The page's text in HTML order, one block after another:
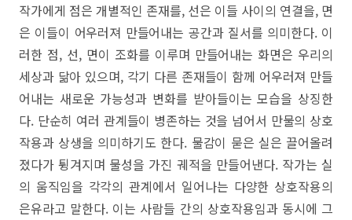
작가에게 점은 개별적인 존재를, 선은 이들 사이의 연결을, 면
은 이들이 어우러져 만들어내는 공간과 질서를 의미한다. 이
러한 점, 선, 면이 조화를 이루며 만들어내는 화면은 우리의
세상과 닮아 있으며, 각기 다른 존재들이 함께 어우러져 만들
어내는 새로운 가능성과 변화를 받아들이는 모습을 상징한
다. 단순히 여러 관계들이 병존하는 것을 넘어서 만물의 상호
작용과 상생을 의미하기도 한다. 물감이 묻은 실은 끌어올려
졌다가 튕겨지며 물성을 가진 궤적을 만들어낸다. 작가는 실
의 움직임을 각각의 관계에서 일어나는 다양한 상호작용의
은유라고 말한다. 이는 사람들 간의 상호작용임과 동시에 그